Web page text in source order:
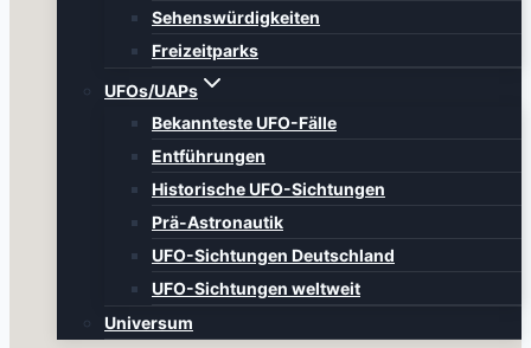
Sehenswürdigkeiten
Freizeitparks
UFOs/UAPs
Bekannteste UFO-Fälle
Entführungen
Historische UFO-Sichtungen
Prä-Astronautik
UFO-Sichtungen Deutschland
UFO-Sichtungen weltweit
Universum